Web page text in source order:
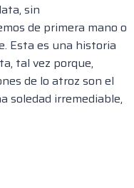
sin
de primera mano o
Esta es una historia
tal vez porque,
de lo atroz son el
soledad irremediable,